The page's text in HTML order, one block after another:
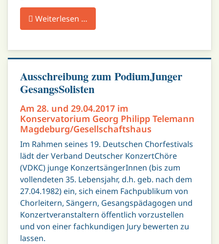
Weiterlesen …
Ausschreibung zum PodiumJunger
GesangsSolisten
Am 28. und 29.04.2017 im
Konservatorium Georg Philipp Telemann
Magdeburg/Gesellschaftshaus
Im Rahmen seines 19. Deutschen Chorfestivals
lädt der Verband Deutscher KonzertChöre
(VDKC) junge KonzertsängerInnen (bis zum
vollendeten 35. Lebensjahr, d.h. geb. nach dem
27.04.1982) ein, sich einem Fachpublikum von
Chorleitern, Sängern, Gesangspädagogen und
Konzertveranstaltern öffentlich vorzustellen
und von einer fachkundigen Jury bewerten zu
lassen.